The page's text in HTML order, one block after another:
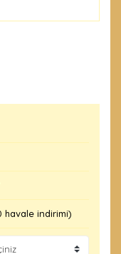
havale indirimi)